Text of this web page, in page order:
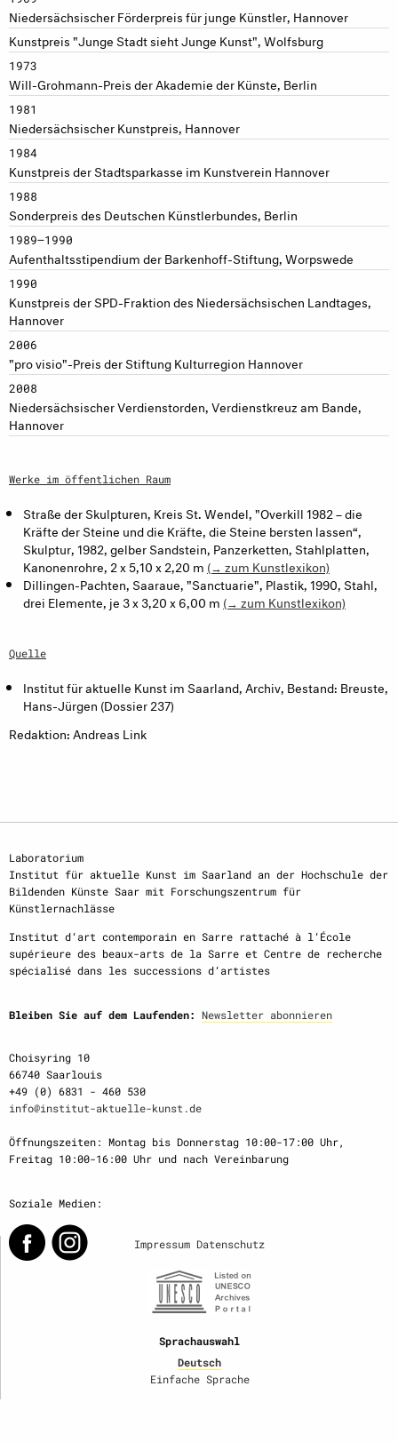
Niedersächsischer Förderpreis für junge Künstler, Hannover
Kunstpreis "Junge Stadt sieht Junge Kunst", Wolfsburg
1973
Will-Grohmann-Preis der Akademie der Künste, Berlin
1981
Niedersächsischer Kunstpreis, Hannover
1984
Kunstpreis der Stadtsparkasse im Kunstverein Hannover
1988
Sonderpreis des Deutschen Künstlerbundes, Berlin
1989–1990
Aufenthaltsstipendium der Barkenhoff-Stiftung, Worpswede
1990
Kunstpreis der SPD-Fraktion des Niedersächsischen Landtages,
Hannover
2006
"pro visio"-Preis der Stiftung Kulturregion Hannover
2008
Niedersächsischer Verdienstorden, Verdienstkreuz am Bande,
Hannover
Werke im öffentlichen Raum
Straße der Skulpturen, Kreis St. Wendel, "Overkill 1982 – die
Kräfte der Steine und die Kräfte, die Steine bersten lassen“,
Skulptur, 1982, gelber Sandstein, Panzerketten, Stahlplatten,
Kanonenrohre, 2 x 5,10 x 2,20 m (→ zum Kunstlexikon)
Dillingen-Pachten, Saaraue, "Sanctuarie", Plastik, 1990, Stahl,
drei Elemente, je 3 x 3,20 x 6,00 m (→ zum Kunstlexikon)
Quelle
Institut für aktuelle Kunst im Saarland, Archiv, Bestand: Breuste,
Hans-Jürgen (Dossier 237)
Redaktion: Andreas Link
Laboratorium
Institut für aktuelle Kunst im Saarland an der Hochschule der
Bildenden Künste Saar mit Forschungszentrum für
Künstlernachlässe
Institut d‘art contemporain en Sarre rattaché à l‘École
supérieure des beaux-arts de la Sarre et Centre de recherche
spécialisé dans les successions d‘artistes
Bleiben Sie auf dem Laufenden: Newsletter abonnieren
Choisyring 10
66740 Saarlouis
+49 (0) 6831 - 460 530
info@institut-aktuelle-kunst.de
Öffnungszeiten: Montag bis Donnerstag 10:00-17:00 Uhr,
Freitag 10:00-16:00 Uhr und nach Vereinbarung
Soziale Medien:
Impressum Datenschutz
Sprachauswahl
Deutsch
Einfache Sprache